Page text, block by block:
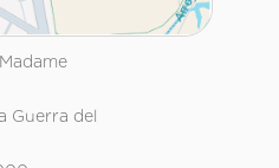
Guerra del